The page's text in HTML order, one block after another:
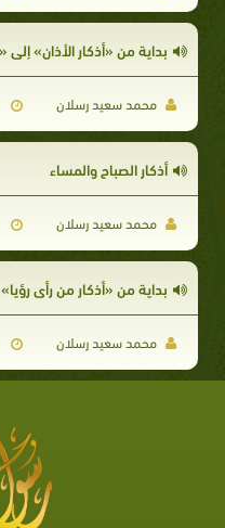
بداية من «أذكار الأذان»
محمد سعيد رسلان
أذكار الصباح والمساء
محمد سعيد رسلان
بداية من «أذكار من رأى
محمد سعيد رسلان